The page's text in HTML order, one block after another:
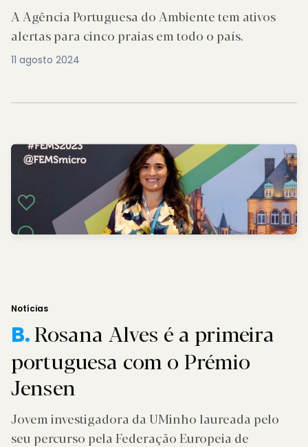
A Agência Portuguesa do Ambiente tem ativos
alertas para cinco praias em todo o país.
11 agosto 2024
Notícias
B.Rosana Alves é a primeira
portuguesa com o Prémio
Jensen
Jovem investigadora da UMinho laureada pelo
seu percurso pela Federação Europeia de